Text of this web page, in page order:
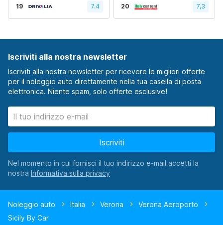
19 7.4 20 7,3
Iscriviti alla nostra newsletter
Iscriviti alla nostra newsletter per ricevere le migliori offerte
per il noleggio auto direttamente nella tua casella di posta
elettronica. Niente spam, solo offerte esclusive!
Iscriviti
Nel momento in cui fornisci il tuo indirizzo e-mail accetti la
nostra
Noleggio auto Italia Verona
Verona Aeroporto
Sicily By Car